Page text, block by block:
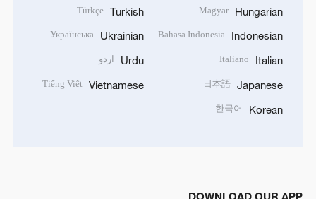
Hungarian
Magyar
Indonesian
Bahasa Indonesia
Italian
Italiano
Japanese
日本語
Korean
한국어
Turkish
Türkçe
Ukrainian
Українська
Urdu اردو
Vietnamese
Tiếng Việt
DOWNLOAD OUR APP